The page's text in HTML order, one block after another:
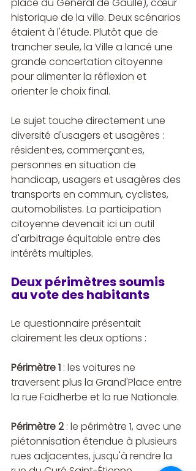
historique de la ville. Deux scénarios
étaient à l'étude. Plutôt que de
trancher seule, la Ville a lancé une
grande concertation citoyenne
pour alimenter la réflexion et
orienter le choix final.
Le sujet touche directement une
diversité d'usagers et usagères :
résident·es, commerçant·es,
personnes en situation de
handicap, usagers et usagères des
transports en commun, cyclistes,
automobilistes. La participation
citoyenne devenait ici un outil
d'arbitrage équitable entre des
intérêts multiples.
Deux périmètres soumis
au vote des habitants
Le questionnaire présentait
clairement les deux options :
Périmètre 1 : les voitures ne
traversent plus la Grand'Place entre
la rue Faidherbe et la rue Nationale.
Périmètre 2 : le périmètre 1, avec une
piétonnisation étendue à plusieurs
rues adjacentes, jusqu'à rendre la